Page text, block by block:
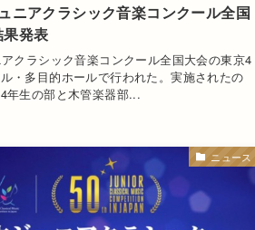
ニアクラシック音楽コンクール全国
発表
クラシック音楽コンクール全国大会の東京4
・多目的ホールで行われた。実施されたの
年生の部と木管楽器部...
ニュース